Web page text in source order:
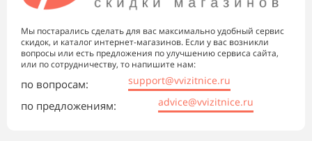
Мы постарались сделать для вас максимально удобный сервис
скидок, и каталог интернет-магазинов. Если у вас возникли
вопросы или есть предложения по улучшению сервиса сайта,
или по сотрудничеству, то напишите нам:
по вопросам: support@vvizitnice.ru
по предложениям: advice@vvizitnice.ru